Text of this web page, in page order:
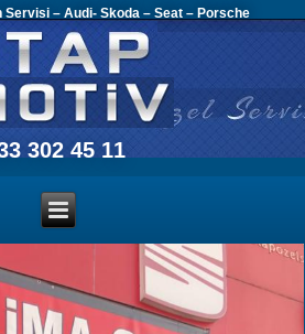
Servisi – Audi- Skoda – Seat – Porsche
302 45 11